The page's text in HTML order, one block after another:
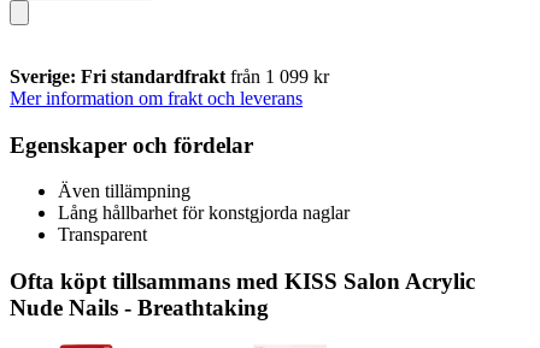
Sverige: Fri standardfrakt från 1 099 kr
Mer information om frakt och leverans
Egenskaper och fördelar
Även tillämpning
Lång hållbarhet för konstgjorda naglar
Transparent
Ofta köpt tillsammans med KISS Salon Acrylic
Nude Nails - Breathtaking